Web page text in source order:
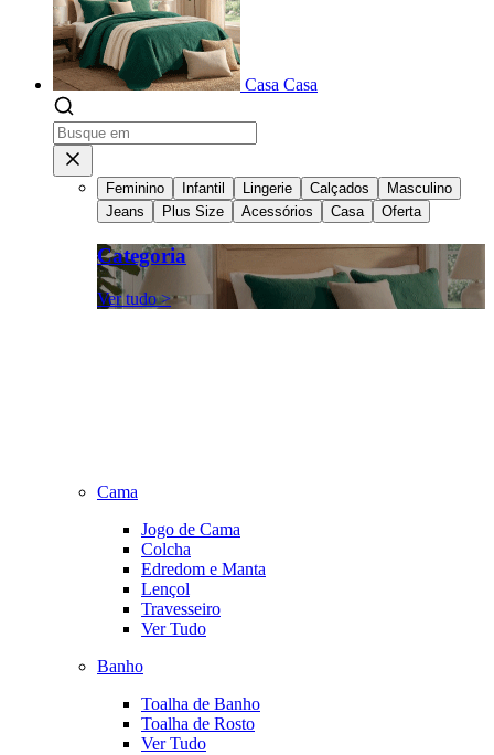
Casa Casa
Feminino Infantil Lingerie Calçados
Masculino
Jeans
Plus Size Acessórios Casa Oferta
Categoria
Ver tudo >
Cama
Jogo de Cama
Colcha
Edredom e Manta
Lençol
Travesseiro
Ver Tudo
Banho
Toalha de Banho
Toalha de Rosto
Ver Tudo